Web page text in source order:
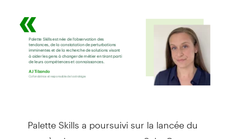
Palette Skills a poursuivi sur la lancée du